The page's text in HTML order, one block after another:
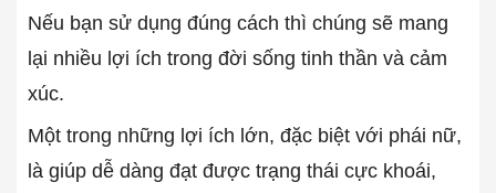
Nếu bạn sử dụng đúng cách thì chúng sẽ mang
lại nhiều lợi ích trong đời sống tinh thần và cảm
xúc.
Một trong những lợi ích lớn, đặc biệt với phái nữ,
là giúp dễ dàng đạt được trạng thái cực khoái,